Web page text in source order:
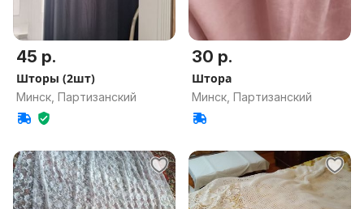
45 р.
Шторы (2шт)
Минск, Партизанский
30 р.
Штора
Минск, Партизанский